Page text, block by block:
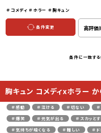
＃コメディ ＃ホラー ＃胸キュン
条件変更
条件に一致する
胸キュン コメディxホラー
＃感動 ＃泣ける ＃切ない
＃爆笑
＃元気が出る ＃スカッとす
＃気持ちが暗くなる
＃難しい ＃